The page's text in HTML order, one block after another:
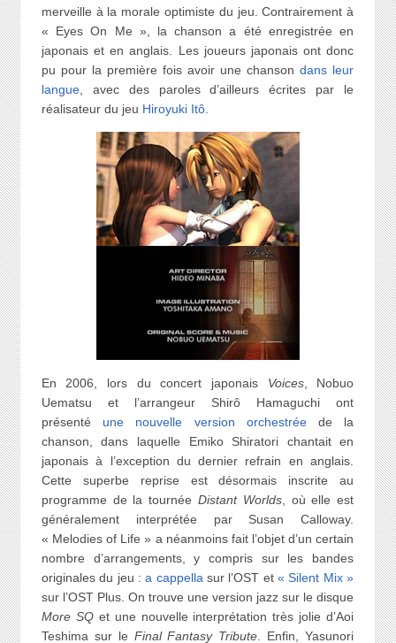
merveille à la morale optimiste du jeu. Contrairement à
« Eyes On Me », la chanson a été enregistrée en
japonais et en anglais. Les joueurs japonais ont donc
pu pour la première fois avoir une chansondans leur
langue, avec des paroles d’ailleurs écrites par le
réalisateur du jeu Hiroyuki Itô.
En 2006, lors du concert japonais Voices, Nobuo
Uematsu et l’arrangeur Shirô Hamaguchi ont
présenté une nouvelle version orchestréede la
chanson, dans laquelle Emiko Shiratori chantait en
japonais à l’exception du dernier refrain en anglais.
Cette superbe reprise est désormais inscrite au
programme de la tournée Distant Worlds, où elle est
généralement interprétée par Susan Calloway.
« Melodies of Life » a néanmoins fait l’objet d’un certain
nombre d’arrangements, y compris sur les bandes
originales du jeu :a cappella sur l’OST et« Silent Mix »
sur l’OST Plus. On trouve une version jazz sur le disque
More SQet une nouvelle interprétation très jolie d’Aoi
Teshima sur le Final Fantasy Tribute . Enfin, Yasunori